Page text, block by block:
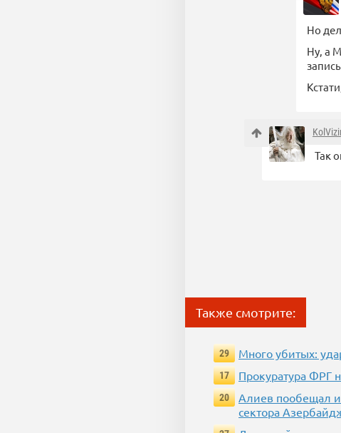
Но
Ну, а
Так
Также смотрите:
29 Много убитых:
17
Прокуратура ФРГ
20
Алиев пообещал
сектора